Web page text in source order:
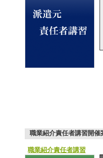
職業紹介責任者講習開催
職業紹介責任者講習